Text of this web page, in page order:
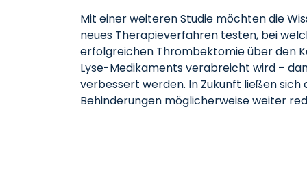
Mit einer weiteren Studie möchten die
neues Therapieverfahren testen, bei
erfolgreichen Thrombektomie über den
Lyse-Medikaments verabreicht wird –
verbessert werden. In Zukunft ließen
Behinderungen möglicherweise weiter